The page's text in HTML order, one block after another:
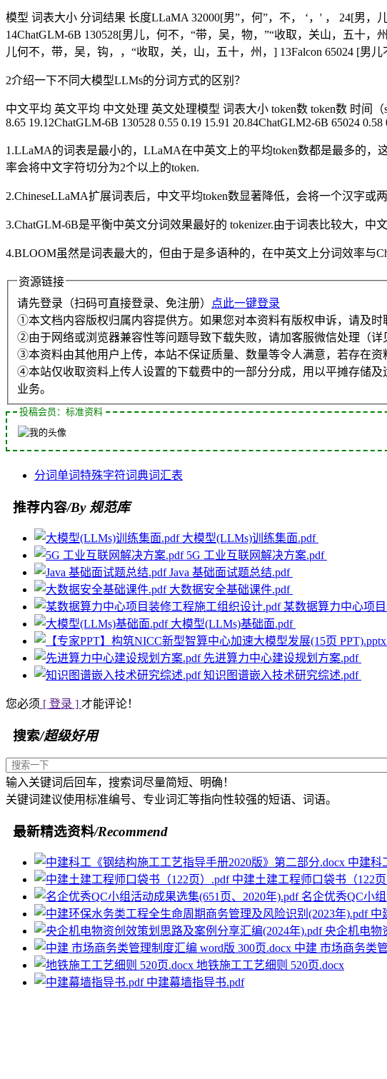
模型 词表大小 分词结果 长度LLaMA 32000[男”，何”，不， ‘，' ， 24[男
14ChatGLM-6B 130528[男儿，何不，“带，吴，物，”“收取，关山，五十，
儿何不，带，吴，钩，，“收取，关，山，五十，州，] 13Falcon 65024 [男
2介绍一下不同大模型LLMs的分词方式的区别？
中文平均 英文平均 中文处理 英文处理模型 词表大小 token数 token数 时间（s
8.65 19.12ChatGLM-6B 130528 0.55 0.19 15.91 20.84ChatGLM2-6B 65024
1.LLaMA的词表是最小的，LLaMA在中英文上的平均token数都是最多的
率会将中文字符切分为2个以上的token.
2.ChineseLLaMA扩展词表后，中文平均token数显著降低，会将一个汉字或
3.ChatGLM-6B是平衡中英文分词效果最好的 tokenizer.由于词表比较大，中
4.BLOOM虽然是词表最大的，但由于是多语种的，在中英文上分词效率与
资源链接
请先登录（扫码可直接登录、免注册）
点此一键登录
①本文档内容版权归属内容提供方。如果您对本资料有版权申诉，请及时
②由于网络或浏览器兼容性等问题导致下载失败，请加客服微信处理（详
③本资料由其他用户上传，本站不保证质量、数量等令人满意，若存在资
④本站仅收取资料上传人设置的下载费中的一部分分成，用以平摊存储
业务。
投稿会员：标准资料
分词单词特殊字符词典词汇表
推荐内容/By 规范库
大模型(LLMs)训练集面.pdf
5G 工业互联网解决方案.pdf
Java 基础面试题总结.pdf
大数据安全基础课件.pdf
某数据算力中心项
大模型(LLMs)基础面.pdf
先进算力中心建设规划方案.pdf
知识图谱嵌入技术研究综述.pdf
您必须 [ 登录 ] 才能评论！
搜索/超级好用
输入关键词后回车，搜索词尽量简短、明确！
关键词建议使用标准编号、专业词汇等指向性较强的短语、词语。
最新精选资料/Recommend
中建科
中建土建工程师口袋书（122
名企优秀QC小
中
央企机电物
中建 市场商务类
地铁施工工艺细则 520页.docx
中建幕墙指导书.pdf